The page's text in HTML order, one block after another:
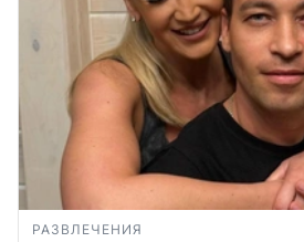
РАЗВЛЕЧЕНИЯ